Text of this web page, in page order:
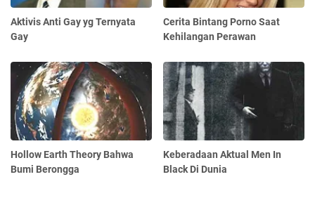
Aktivis Anti Gay yg Ternyata
Gay
Cerita Bintang Porno Saat
Kehilangan Perawan
Hollow Earth Theory Bahwa
Bumi Berongga
Keberadaan Aktual Men In
Black Di Dunia